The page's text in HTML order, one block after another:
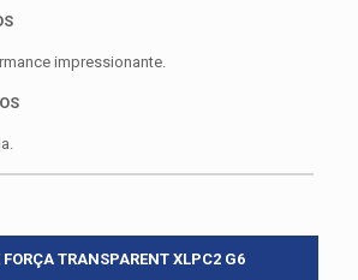
impressionante.
FORÇA TRANSPARENT XLPC2 G6